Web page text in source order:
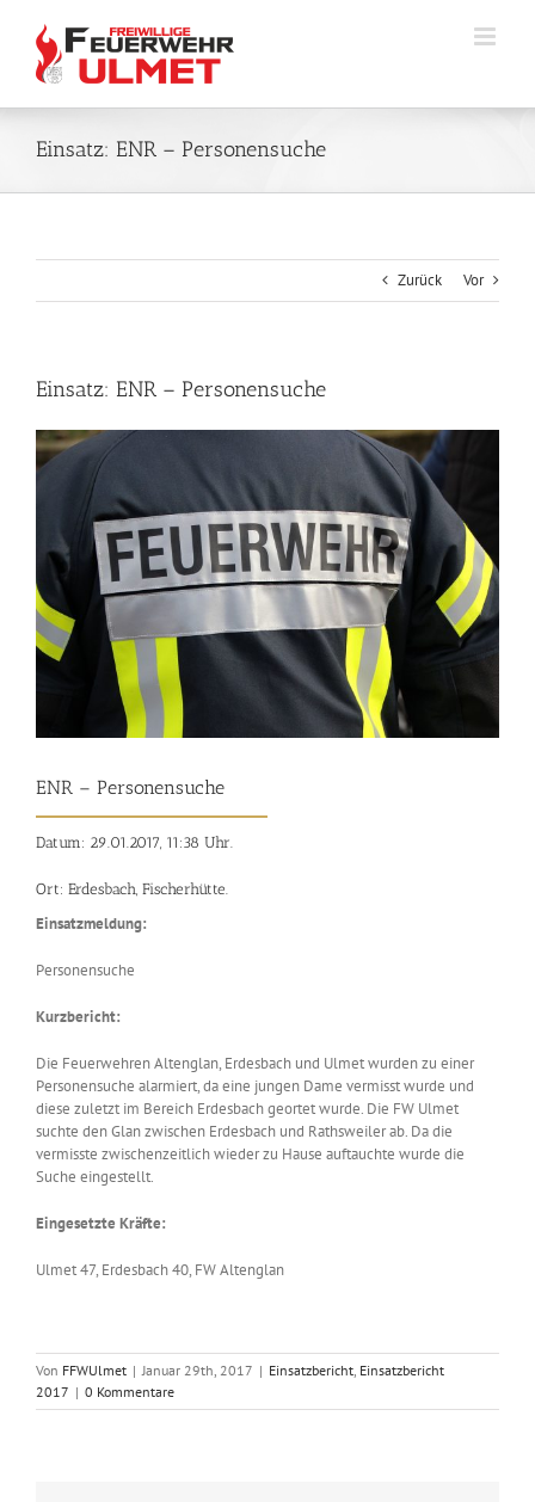
springen
Einsatz: ENR – Personensuche
Zurück Vor
Einsatz: ENR – Personensuche
ENR – Personensuche
Datum: 29.01.2017, 11:38 Uhr.
Ort: Erdesbach, Fischerhütte.
Einsatzmeldung:
Personensuche
Kurzbericht:
Die Feuerwehren Altenglan, Erdesbach und Ulmet wurden zu einer
Personensuche alarmiert, da eine jungen Dame vermisst wurde und
diese zuletzt im Bereich Erdesbach geortet wurde. Die FW Ulmet
suchte den Glan zwischen Erdesbach und Rathsweiler ab. Da die
vermisste zwischenzeitlich wieder zu Hause auftauchte wurde die
Suche eingestellt.
Eingesetzte Kräfte:
Ulmet 47, Erdesbach 40, FW Altenglan
Von FFWUlmet | Januar 29th, 2017 | Einsatzbericht, Einsatzbericht
2017 | 0 Kommentare